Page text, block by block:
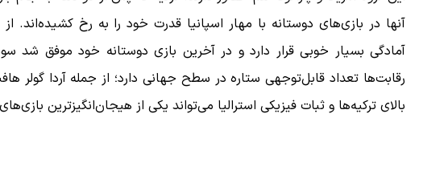
آنها در بازی‌های دوستانه با مهار اسپانیا قدرت خود را به رخ کشیده‌‌اند.
آمادگی بسیار خوبی قرار دارد و در آخرین بازی دوستانه خود موفق شد
رقابت‌ها تعداد قابل‌توجهی ستاره در سطح جهانی دارد؛ از جمله آردا گولر
بالای ترکیه‌ها و ثبات فیزیکی استرالیا می‌تواند یکی از هیجان‌‌انگیزترین